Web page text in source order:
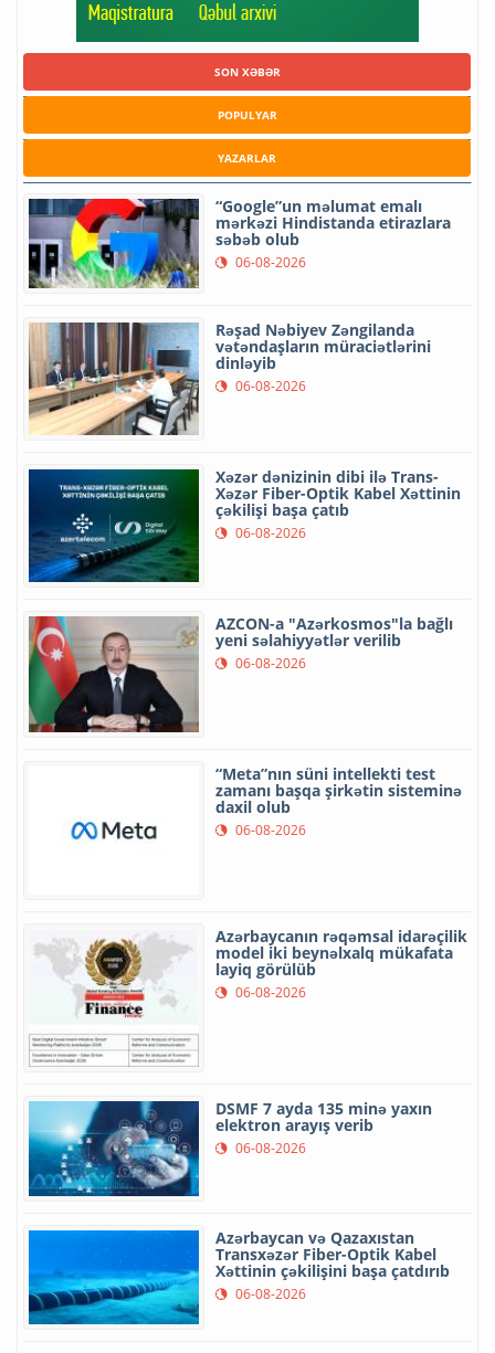
SON XƏBƏR
POPULYAR
YAZARLAR
“Google”un məlumat emalı
mərkəzi Hindistanda etirazlara
səbəb olub
06-08-2026
Rəşad Nəbiyev Zəngilanda
vətəndaşların müraciətlərini
dinləyib
06-08-2026
Xəzər dənizinin dibi ilə Trans-
Xəzər Fiber-Optik Kabel Xəttinin
çəkilişi başa çatıb
06-08-2026
AZCON-a "Azərkosmos"la bağlı
yeni səlahiyyətlər verilib
06-08-2026
“Meta”nın süni intellekti test
zamanı başqa şirkətin sisteminə
daxil olub
06-08-2026
Azərbaycanın rəqəmsal idarəçilik
model iki beynəlxalq mükafata
layiq görülüb
06-08-2026
DSMF 7 ayda 135 minə yaxın
elektron arayış verib
06-08-2026
Azərbaycan və Qazaxıstan
Transxəzər Fiber-Optik Kabel
Xəttinin çəkilişini başa çatdırıb
06-08-2026